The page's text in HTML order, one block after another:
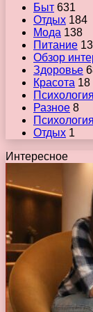
Быт 631
Отдых 184
Мода 138
Питание
Обзор
Здоровье
Красота 18
Психология
Разное 8
Психология
Отдых 1
Интересное